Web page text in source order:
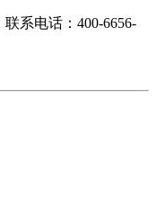
系电话：400-6656-